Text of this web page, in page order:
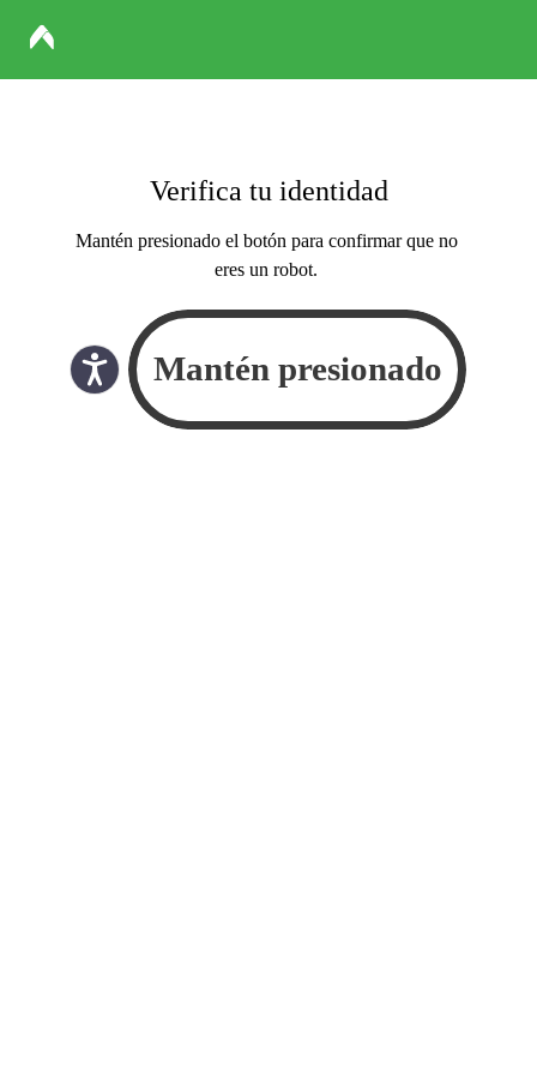
Verifica tu identidad
Mantén presionado el botón para confirmar que no
eres un robot.